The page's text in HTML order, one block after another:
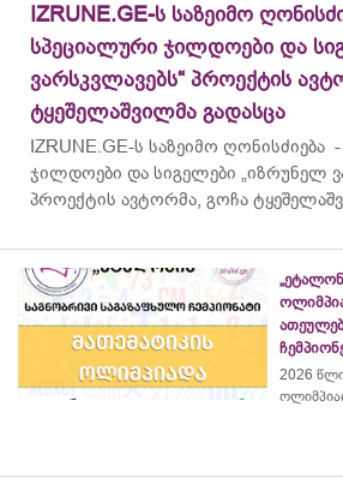
IZRUNE.GE-ს საზეიმო
სპეციალური ჯილდოები და
ვარსკვლავებს“ პროექტის
ტყეშელაშვილმა გადასცა
IZRUNE.GE-ს საზეიმო ღონისძიება
ჯილდოები და სიგელები „იზრუნელ
პროექტის ავტორმა, გოჩა
2026